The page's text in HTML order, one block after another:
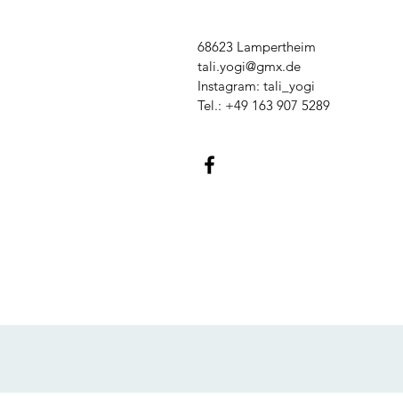
68623 Lampertheim
tali.yogi@gmx.de
Instagram: tali_yogi
Tel.: +49 163 907 5289